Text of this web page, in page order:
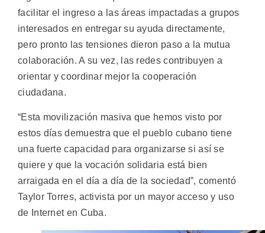
facilitar el ingreso a las áreas impactadas a grupos
interesados en entregar su ayuda directamente,
pero pronto las tensiones dieron paso a la mutua
colaboración. A su vez, las redes contribuyen a
orientar y coordinar mejor la cooperación
ciudadana.
“Esta movilización masiva que hemos visto por
estos días demuestra que el pueblo cubano tiene
una fuerte capacidad para organizarse si así se
quiere y que la vocación solidaria está bien
arraigada en el día a día de la sociedad”, comentó
Taylor Torres, activista por un mayor acceso y uso
de Internet en Cuba.